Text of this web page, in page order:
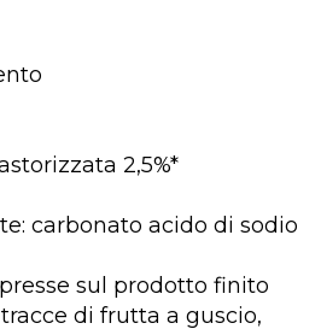
2,5%*
carbonato acido di sodio
sul prodotto finito
di frutta a guscio,